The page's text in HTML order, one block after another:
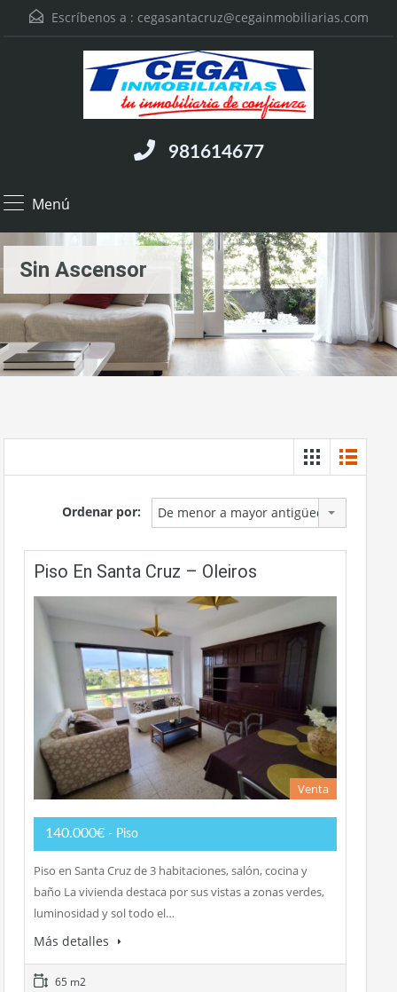
Escríbenos a : cegasantacruz@cegainmobiliarias.com
981614677
Menú
Sin Ascensor
Ordenar por: De menor a mayor antigüedad
Piso En Santa Cruz – Oleiros
Venta
140.000€ - Piso
Piso en Santa Cruz de 3 habitaciones, salón, cocina y
baño La vivienda destaca por sus vistas a zonas verdes,
luminosidad y sol todo el…
Más detalles
65 m2